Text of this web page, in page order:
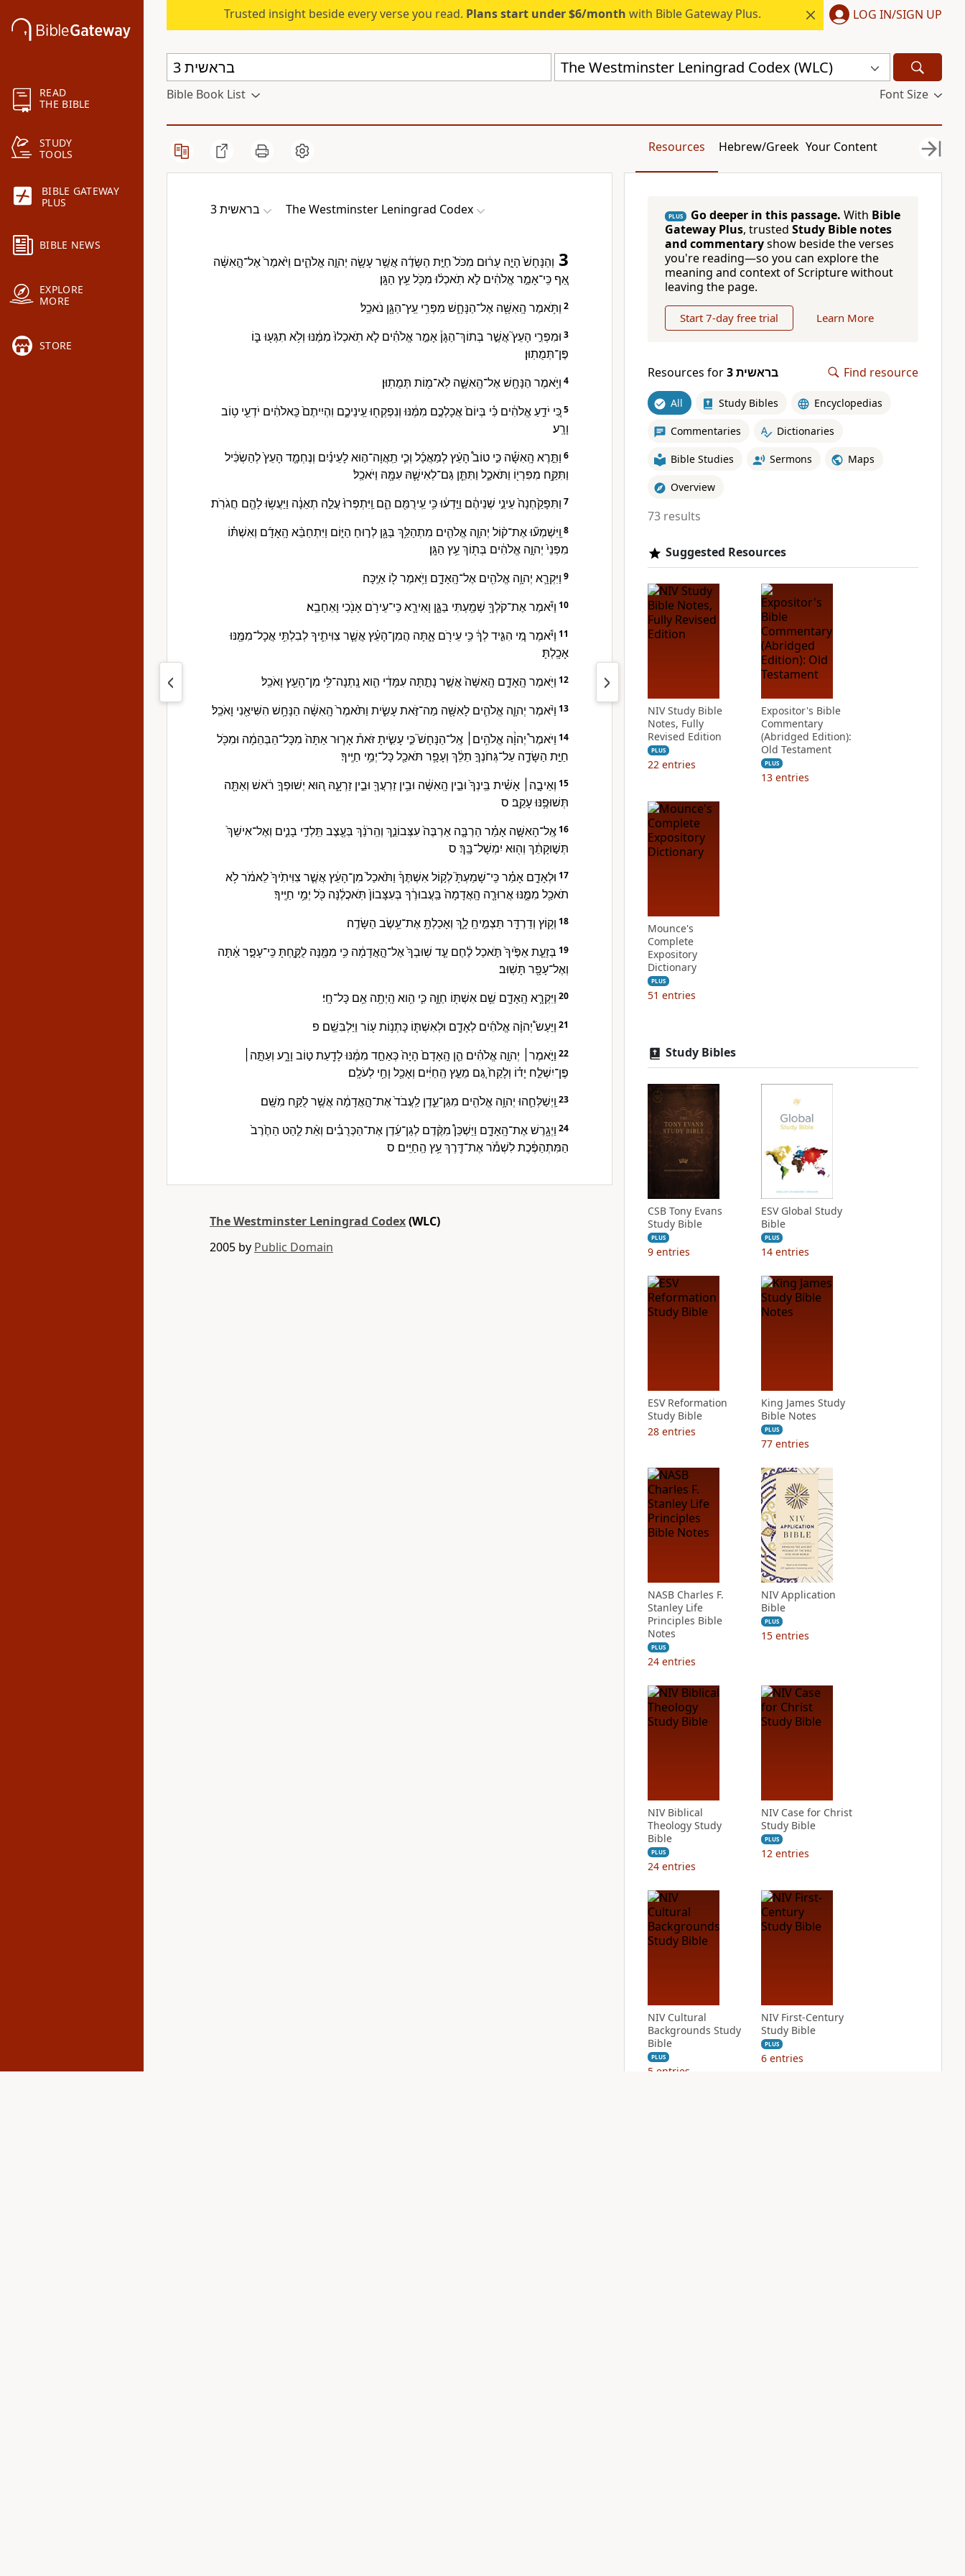
READ
THE BIBLE
STUDY
TOOLS
BIBLE GATEWAY
PLUS
BIBLE NEWS
EXPLORE
MORE
STORE
Trusted insight beside every verse you read. Plans start under $6/month with Bible Gateway Plus. LOG IN/SIGN UP
The Westminster Leningrad Codex (WLC)
Bible Book List Font Size
Resources Hebrew/Greek Your Content
בראשית 3 The Westminster Leningrad Codex
3 וְהַנָּחָשׁ֙ הָיָ֣ה עָר֔וּם מִכֹּל֙ חַיַּ֣ת הַשָּׂדֶ֔ה אֲשֶׁ֥ר עָשָׂ֖ה יְהוָ֣ה אֱלֹהִ֑ים וַיֹּ֙אמֶר֙ אֶל־הָ֣אִשָּׁ֔ה
אַ֚ף כִּֽי־אָמַ֣ר אֱלֹהִ֔ים לֹ֣א תֹֽאכְל֔וּ מִכֹּ֖ל עֵ֥ץ הַגָּֽן׃
2 וַתֹּ֥אמֶר הָֽאִשָּׁ֖ה אֶל־הַנָּחָ֑שׁ מִפְּרִ֥י עֵֽץ־הַגָּ֖ן נֹאכֵֽל׃
3 וּמִפְּרִ֣י הָעֵץ֮ אֲשֶׁ֣ר בְּתוֹךְ־הַגָּן֒ אָמַ֣ר אֱלֹהִ֗ים לֹ֤א תֹֽאכְלוּ֙ מִמֶּ֔נּוּ וְלֹ֥א תִגְּע֖וּ בּ֑וֹ
פֶּן־תְּמֻתֽוּן׃
4 וַיֹּ֥אמֶר הַנָּחָ֖שׁ אֶל־הָֽאִשָּׁ֑ה לֹֽא־מ֖וֹת תְּמֻתֽוּן׃
5כִּ֚י יֹדֵ֣עַ אֱלֹהִ֔ים כִּ֗י בְּיוֹם֙ אֲכָלְכֶ֣ם מִמֶּ֔נּוּ וְנִפְקְח֖וּ עֵֽינֵיכֶ֑ם וִהְיִיתֶם֙ כֵּֽאלֹהִ֔ים יֹדְעֵ֖י ט֥וֹב
וָרָֽע׃
6 וַתֵּ֣רֶא הָֽאִשָּׁ֡ה כִּ֣י טוֹב֩ הָעֵ֨ץ לְמַאֲכָ֜ל וְכִ֧י תַֽאֲוָה־ה֣וּא לָעֵינַ֗יִם וְנֶחְמָ֤ד הָעֵץ֙ לְהַשְׂכִּ֔יל
וַתִּקַּ֥ח מִפִּרְי֖וֹ וַתֹּאכַ֑ל וַתִּתֵּ֧ן גַּם־לְאִישָׁ֛הּ עִמָּ֖הּ וַיֹּאכַֽל׃
7 וַתִּפָּקַ֙חְנָה֙ עֵינֵ֣י שְׁנֵיהֶ֔ם וַיֵּ֣דְע֔וּ כִּ֥י עֵֽירֻמִּ֖ם הֵ֑ם וַֽיִּתְפְּרוּ֙ עֲלֵ֣ה תְאֵנָ֔ה וַיַּעֲשׂ֥וּ לָהֶ֖ם חֲגֹרֹֽת׃
8 וַֽיִּשְׁמְע֞וּ אֶת־ק֨וֹל יְהוָ֧ה אֱלֹהִ֛ים מִתְהַלֵּ֥ךְ בַּגָּ֖ן לְר֣וּחַ הַיּ֑וֹם וַיִּתְחַבֵּ֨א הָֽאָדָ֜ם וְאִשְׁתּ֗וֹ
מִפְּנֵי֙ יְהוָ֣ה אֱלֹהִ֔ים בְּת֖וֹךְ עֵ֥ץ הַגָּֽן׃
9 וַיִּקְרָ֛א יְהוָ֥ה אֱלֹהִ֖ים אֶל־הָֽאָדָ֑ם וַיֹּ֥אמֶר ל֖וֹ אַיֶּֽכָּה׃
10 וַיֹּ֕אמֶר אֶת־קֹלְךָ֥ שָׁמַ֖עְתִּי בַּגָּ֑ן וָאִירָ֛א כִּֽי־עֵירֹ֥ם אָנֹ֖כִי וָאֵחָבֵֽא׃
11 וַיֹּ֕אמֶר מִ֚י הִגִּ֣יד לְךָ֔ כִּ֥י עֵירֹ֖ם אָ֑תָּה הֲמִן־הָעֵ֗ץ אֲשֶׁ֧ר צִוִּיתִ֛יךָ לְבִלְתִּ֥י אֲכָל־מִמֶּ֖נּוּ
אָכָֽלְתָּ׃
12 וַיֹּ֖אמֶר הָֽאָדָ֑ם הָֽאִשָּׁה֙ אֲשֶׁ֣ר נָתַ֣תָּה עִמָּדִ֔י הִ֛וא נָֽתְנָה־לִּ֥י מִן־הָעֵ֖ץ וָאֹכֵֽל׃
13 וַיֹּ֨אמֶר יְהוָ֧ה אֱלֹהִ֛ים לָאִשָּׁ֖ה מַה־זֹּ֣את עָשִׂ֑ית וַתֹּ֙אמֶר֙ הָֽאִשָּׁ֔ה הַנָּחָ֥שׁ הִשִּׁיאַ֖נִי וָאֹכֵֽל׃
14 וַיֹּאמֶר֩ יְהוָֹ֨ה אֱלֹהִ֥ים׀ אֶֽל־הַנָּחָשׁ֮ כִּ֣י עָשִׂ֣יתָ זֹּאת֒ אָר֤וּר אַתָּה֙ מִכָּל־הַבְּהֵמָ֔ה וּמִכֹּ֖ל
חַיַּ֣ת הַשָּׂדֶ֑ה עַל־גְּחֹנְךָ֣ תֵלֵ֔ךְ וְעָפָ֥ר תֹּאכַ֖ל כָּל־יְמֵ֥י חַיֶּֽיךָ׃
15 וְאֵיבָ֣ה׀ אָשִׁ֗ית בֵּֽינְךָ֙ וּבֵ֣ין הָֽאִשָּׁ֔ה וּבֵ֥ין זַרְעֲךָ֖ וּבֵ֣ין זַרְעָ֑הּ ה֚וּא יְשׁוּפְךָ֣ רֹ֔אשׁ וְאַתָּ֖ה
תְּשׁוּפֶ֥נּוּ עָקֵֽב׃ ס
16אֶֽל־הָאִשָּׁ֣ה אָמַ֗ר הַרְבָּ֤ה אַרְבֶּה֙ עִצְּבוֹנֵ֣ךְ וְהֵֽרֹנֵ֔ךְ בְּעֶ֖צֶב תֵּֽלְדִ֣י בָנִ֑ים וְאֶל־אִישֵׁךְ֙
תְּשׁ֣וּקָתֵ֔ךְ וְה֖וּא יִמְשָׁל־בָּֽךְ׃ ס
17 וּלְאָדָ֣ם אָמַ֗ר כִּֽי־שָׁמַעְתָּ֮ לְק֣וֹל אִשְׁתֶּךָ֒ וַתֹּ֙אכַל֙ מִן־הָעֵ֔ץ אֲשֶׁ֤ר צִוִּיתִ֙יךָ֙ לֵאמֹ֔ר לֹ֥א
תֹאכַ֖ל מִמֶּ֑נּוּ אֲרוּרָ֤ה הָֽאֲדָמָה֙ בַּֽעֲבוּרֶ֔ךָ בְּעִצָּבוֹן֙ תֹּֽאכֲלֶ֔נָּה כֹּ֖ל יְמֵ֥י חַיֶּֽיךָ׃
18 וְק֥וֹץ וְדַרְדַּ֖ר תַּצְמִ֣יחַֽ לָ֑ךְ וְאָכַלְתָּ֖ אֶת־עֵ֥שֶׂב הַשָּׂדֶֽה׃
19 בְּזֵעַ֤ת אַפֶּ֙יךָ֙ תֹּ֣אכַל לֶ֔חֶם עַ֤ד שֽׁוּבְךָ֙ אֶל־הָ֣אֲדָמָ֔ה כִּ֥י מִמֶּ֖נָּה לֻקָּ֑חְתָּ כִּֽי־עָפָ֣ר אַ֔תָּה
וְאֶל־עָפָ֖ר תָּשֽׁוּב׃
20 וַיִּקְרָ֧א הָֽאָדָ֛ם שֵׁ֥ם אִשְׁתּ֖וֹ חַוָּ֑ה כִּ֛י הִ֥וא הָֽיְתָ֖ה אֵ֥ם כָּל־חָֽי׃
21 וַיַּעַשׂ֩ יְהוָ֨ה אֱלֹהִ֜ים לְאָדָ֧ם וּלְאִשְׁתּ֛וֹ כָּתְנ֥וֹת ע֖וֹר וַיַּלְבִּשֵֽׁם׃ פ
22 וַיֹּ֣אמֶר׀ יְהוָ֣ה אֱלֹהִ֗ים הֵ֤ן הָֽאָדָם֙ הָיָה֙ כְּאַחַ֣ד מִמֶּ֔נּוּ לָדַ֖עַת ט֣וֹב וָרָ֑ע וְעַתָּ֣ה׀
פֶּן־יִשְׁלַ֣ח יָד֗וֹ וְלָקַח֙ גַּ֚ם מֵעֵ֣ץ הַֽחַיִּ֔ים וְאָכַ֖ל וָחַ֥י לְעֹלָֽם׃
23 וַֽיְשַׁלְּחֵ֛הוּ יְהוָ֥ה אֱלֹהִ֖ים מִגַּן־עֵ֑דֶן לַֽעֲבֹד֙ אֶת־הָ֣אֲדָמָ֔ה אֲשֶׁ֥ר לֻקַּ֖ח מִשָּֽׁם׃
24 וַיְגָ֖רֶשׁ אֶת־הָֽאָדָ֑ם וַיַּשְׁכֵּן֩ מִקֶּ֨דֶם לְגַן־עֵ֜דֶן אֶת־הַכְּרֻבִ֗ים וְאֵ֨ת לַ֤הַט הַחֶ֙רֶב֙
הַמִּתְהַפֶּ֔כֶת לִשְׁמֹ֕ר אֶת־דֶּ֖רֶךְ עֵ֥ץ הַֽחַיִּֽים׃ ס
The Westminster Leningrad Codex(WLC)
2005 by Public Domain
PLUS Go deeper in this passage. With Bible
Gateway Plus, trusted Study Bible notes
and commentaryshow beside the verses
you're reading—so you can explore the
meaning and context of Scripture without
leaving the page.
Start 7-day free trial Learn More
Resources for בראשית 3 Find resource
All Study Bibles Encyclopedias
Commentaries Dictionaries
Bible Studies Sermons Maps
Overview
73 results
Suggested Resources
NIV Study Bible
Notes, Fully
Revised Edition
PLUS
22 entries
Expositor's Bible
Commentary
(Abridged Edition):
Old Testament
PLUS
13 entries
Mounce's
Complete
Expository
Dictionary
PLUS
51 entries
Study Bibles
CSB Tony Evans
Study Bible
PLUS
9 entries
ESV Global Study
Bible
PLUS
14 entries
ESV Reformation
Study Bible
28 entries
King James Study
Bible Notes
PLUS
77 entries
NASB Charles F.
Stanley Life
Principles Bible
Notes
PLUS
24 entries
NIV Application
Bible
PLUS
15 entries
NIV Biblical
Theology Study
Bible
PLUS
24 entries
NIV Case for Christ
Study Bible
PLUS
12 entries
NIV Cultural
Backgrounds Study
Bible
PLUS
5 entries
NIV First-Century
Study Bible
PLUS
6 entries